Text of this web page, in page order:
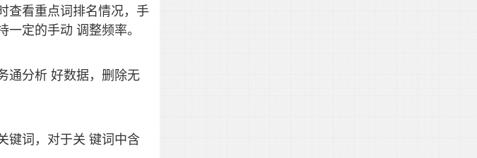
查看重点词排名情况，手
定的手动 调整频率。
通分析 好数据，删除无
键词，对于关 键词中含